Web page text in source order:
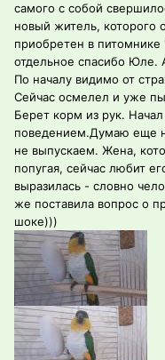
самого с собой
новый житель, которого
приобретен в
отдельное спасибо Юле.
По началу видимо от
Сейчас осмелел и уже
Берет корм из рук.
поведением.Думаю еще
не выпускаем. Жена,
попугая, сейчас любит
выразилась - словно
же поставила вопрос о
шоке)))